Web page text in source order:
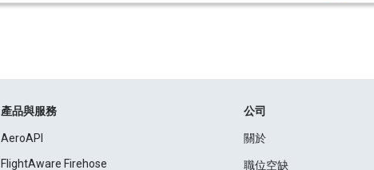
產品與服務
AeroAPI
FlightAware Firehose
公司
關於
職位空缺